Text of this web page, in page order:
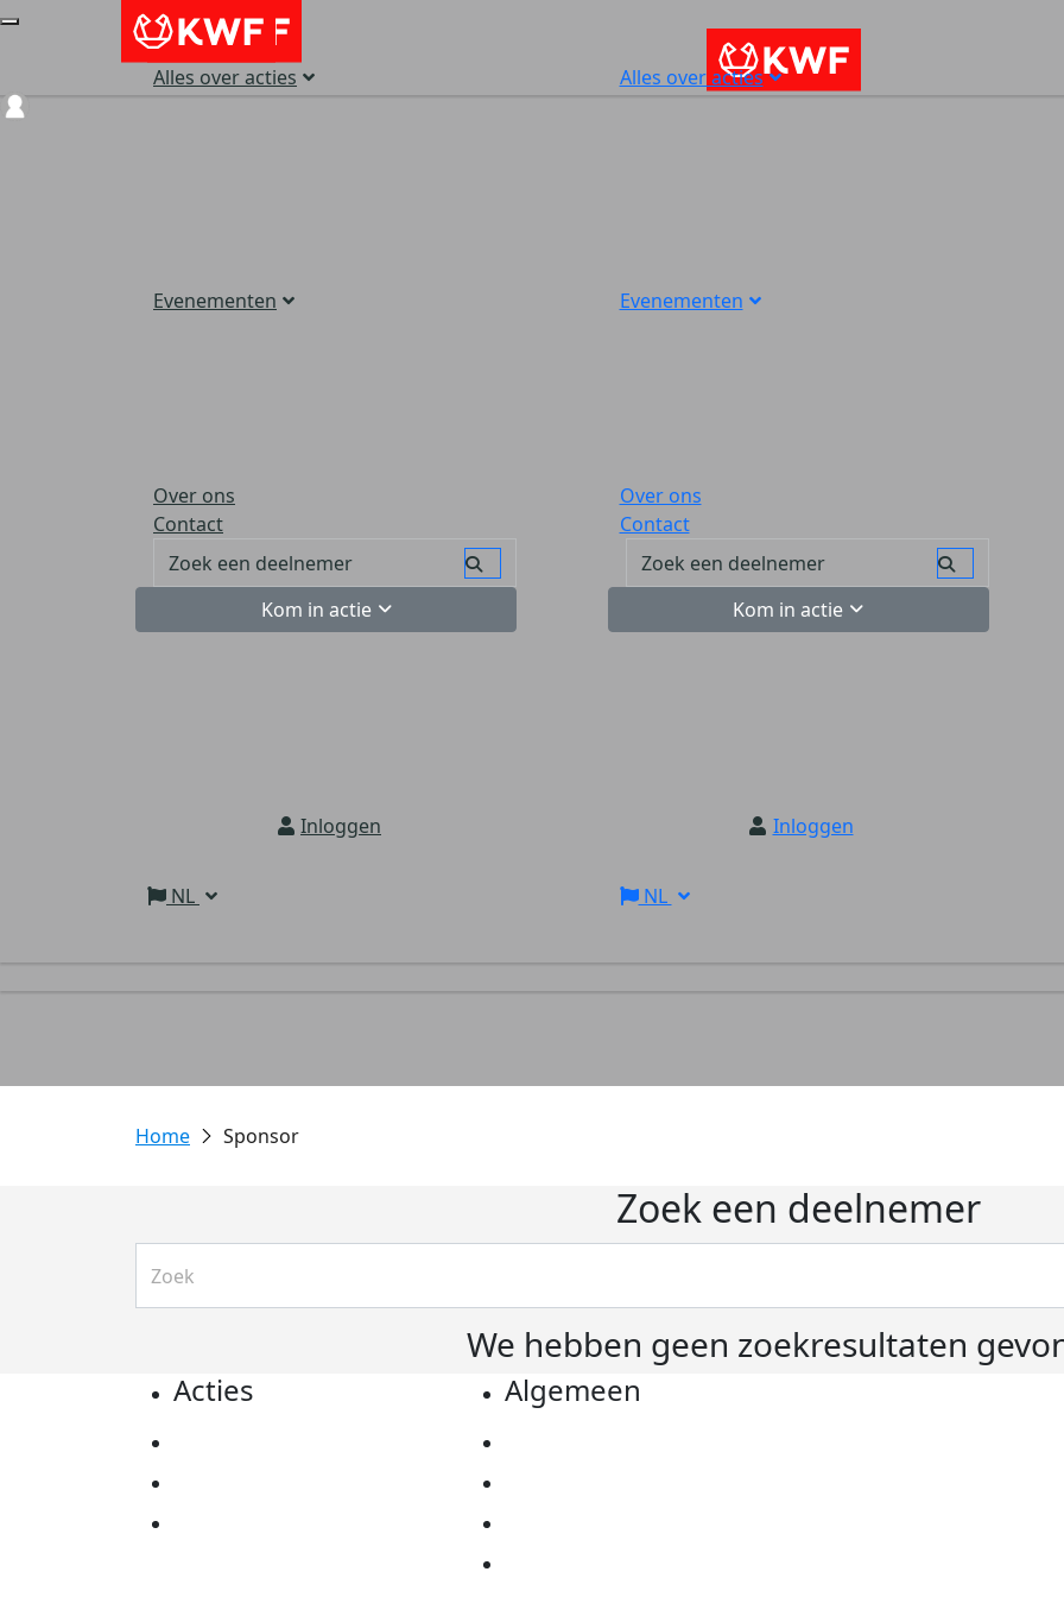
Alles over acties
Evenementen
Over ons
Contact
Kom in actie
Inloggen
NL
Alles over acties
Evenementen
Over ons
Contact
Kom in actie
Inloggen
NL
Sponsor
Zoek een deelnemer
We hebben geen zoekresultaten
Acties Algemeen